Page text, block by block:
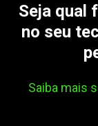
Seja qual
no seu
Saiba mais